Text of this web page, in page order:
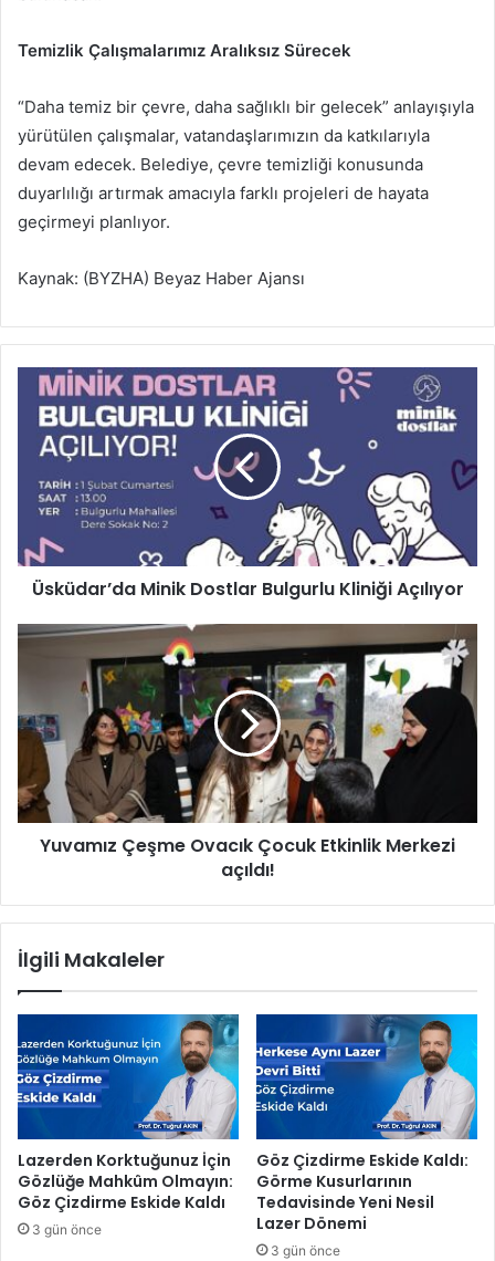
Temizlik Çalışmalarımız Aralıksız Sürecek
“Daha temiz bir çevre, daha sağlıklı bir gelecek” anlayışıyla
yürütülen çalışmalar, vatandaşlarımızın da katkılarıyla
devam edecek. Belediye, çevre temizliği konusunda
duyarlılığı artırmak amacıyla farklı projeleri de hayata
geçirmeyi planlıyor.
Kaynak: (BYZHA) Beyaz Haber Ajansı
d
i
D
t
l
g
u
K
l
n
i
ğ
A
Üsküdar’da Minik Dostlar Bulgurlu Kliniği Açılıyor
Y
m
Ç
e
Ç
o
c
E
t
i
Yuvamız Çeşme Ovacık Çocuk Etkinlik Merkezi
açıldı!
İlgili Makaleler
Lazerden Korktuğunuz İçin
Gözlüğe Mahkûm Olmayın:
Göz Çizdirme Eskide Kaldı
3 gün önce
Göz Çizdirme Eskide Kaldı:
Görme Kusurlarının
Tedavisinde Yeni Nesil
Lazer Dönemi
3 gün önce